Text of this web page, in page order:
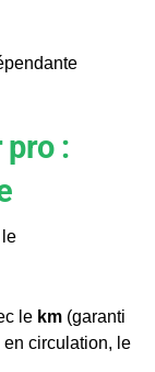
pro :
le
le km(garanti
circulation, le